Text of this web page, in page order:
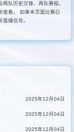
队历史交锋、两队赛程。
查看。 如果本页面比赛已
播信号。
2025年12月04日
2025年12月04日
2025年12月04日